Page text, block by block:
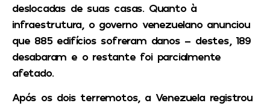
deslocadas de suas casas. Quanto à
infraestrutura, o governo venezuelano anunciou
que 885 edifícios sofreram danos – destes, 189
desabaram e o restante foi parcialmente
afetado.
Após os dois terremotos, a Venezuela registrou